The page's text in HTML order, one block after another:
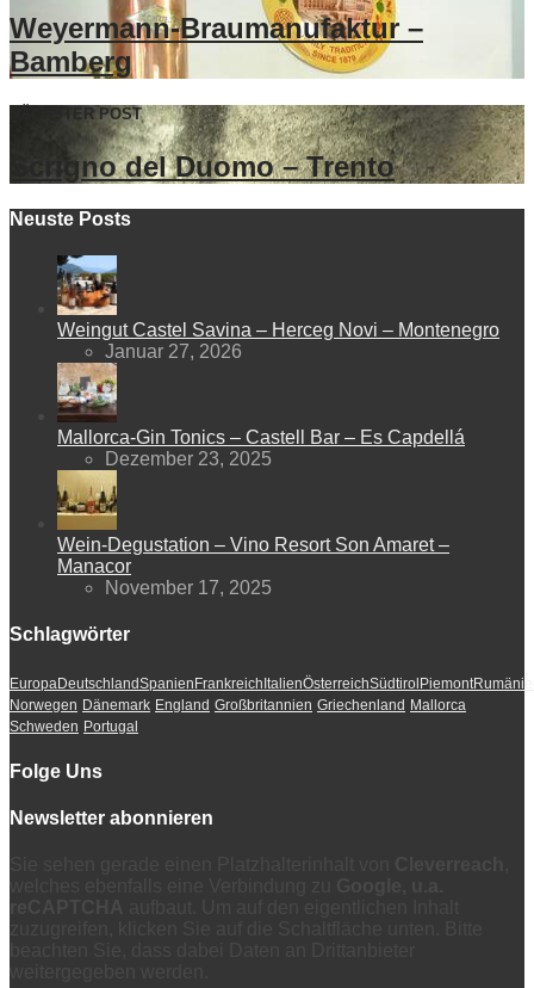
Weyermann-Braumanufaktur –
Bamberg
NÄCHSTER POST
Scrigno del Duomo – Trento
Neuste Posts
Weingut Castel Savina – Herceg Novi – Montenegro
Januar 27, 2026
Mallorca-Gin Tonics – Castell Bar – Es Capdellá
Dezember 23, 2025
Wein-Degustation – Vino Resort Son Amaret –
Manacor
November 17, 2025
Schlagwörter
EuropaDeutschlandSpanienFrankreichItalienÖsterreichSüdtirolPiemont
Norwegen Dänemark England Großbritannien Griechenland Mallorca
Schweden Portugal
Folge Uns
Newsletter abonnieren